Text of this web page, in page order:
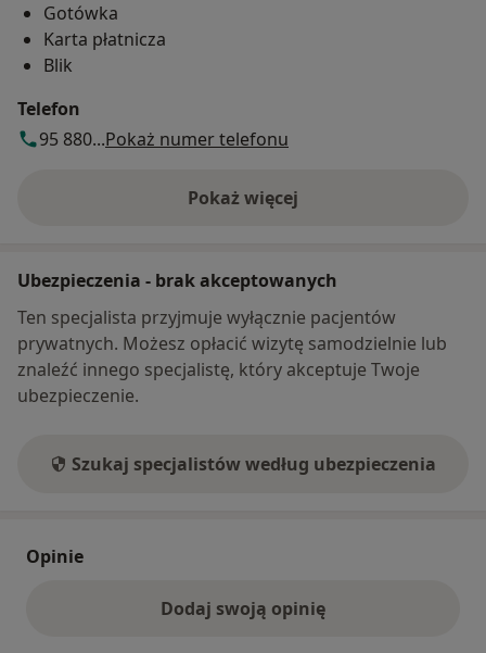
Gotówka
Karta płatnicza
Blik
Telefon
95 880...Pokaż numer telefonu
Pokaż więcej
o adresie
Ubezpieczenia - brak akceptowanych
Ten specjalista przyjmuje wyłącznie pacjentów
prywatnych. Możesz opłacić wizytę samodzielnie lub
znaleźć innego specjalistę, który akceptuje Twoje
ubezpieczenie.
Szukaj specjalistów według ubezpieczenia
Opinie
Dodaj swoją opinię